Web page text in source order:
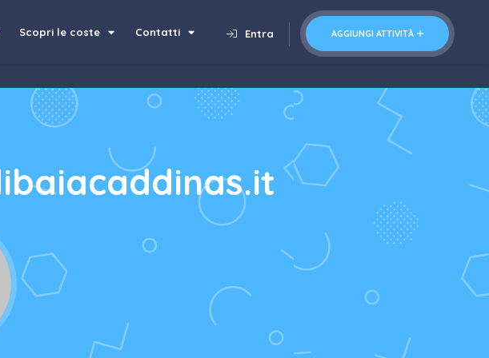
AGGIUNGI ATTIVITÀ
Entra
Scopri le coste Contatti